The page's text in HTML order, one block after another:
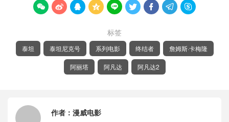
        
标签
泰坦 泰坦尼克号 系列电影 终结者 詹姆斯·卡梅隆
阿丽塔 阿凡达 阿凡达2
作者： 漫威电影